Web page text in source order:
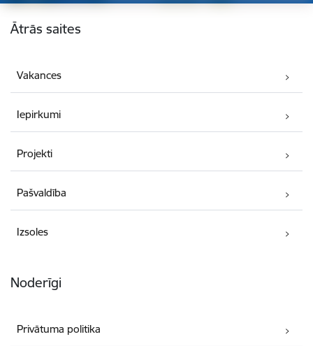
Kājene
Ātrās saites
Vakances
Iepirkumi
Projekti
Pašvaldība
Izsoles
Noderīgi
Privātuma politika